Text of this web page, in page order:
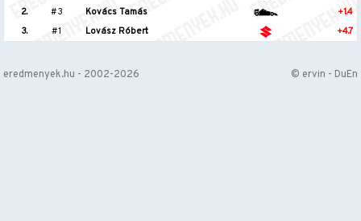
2.
#3 Kovács Tamás
+1.4
3.
#1 Lovász Róbert +4.7
eredmenyek.hu - 2002-2026 © ervin - DuEn